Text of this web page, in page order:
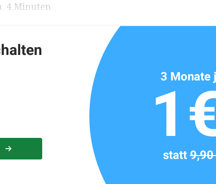
4 Minuten
3 Monate
statt